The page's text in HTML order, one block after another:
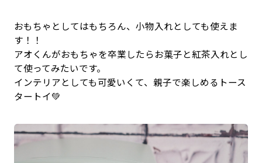
おもちゃとしてはもちろん、小物入れとしても使えま
す！！
アオくんがおもちゃを卒業したらお菓子と紅茶入れとし
て使ってみたいです。
インテリアとしても可愛いくて、親子で楽しめるトース
タートイ💚